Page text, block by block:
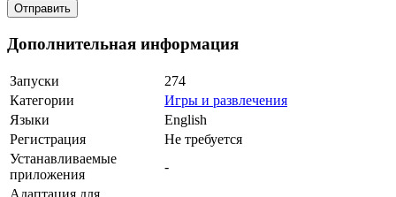
Дополнительная информация
Запуски
274
Категории
Игры и развлечения
Языки
English
Регистрация
Не требуется
Устанавливаемые
приложения
-
Адаптация для